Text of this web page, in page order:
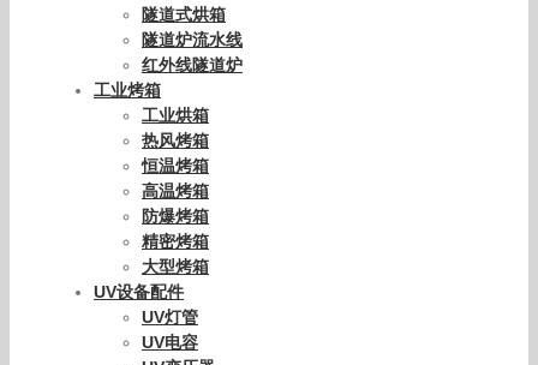
隧道式烘箱
隧道炉流水线
红外线隧道炉
工业烤箱
工业烘箱
热风烤箱
恒温烤箱
高温烤箱
防爆烤箱
精密烤箱
大型烤箱
UV设备配件
UV灯管
UV电容